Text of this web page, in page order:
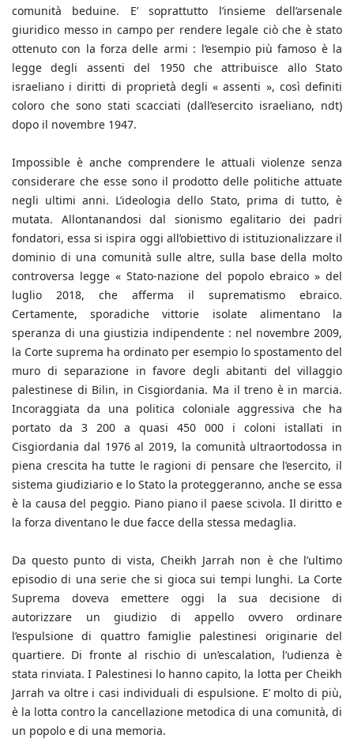
comunità beduine. E’ soprattutto l’insieme dell’arsenale
giuridico messo in campo per rendere legale ciò che è stato
ottenuto con la forza delle armi : l’esempio più famoso è la
legge degli assenti del 1950 che attribuisce allo Stato
israeliano i diritti di proprietà degli « assenti », così definiti
coloro che sono stati scacciati (dall’esercito israeliano, ndt)
dopo il novembre 1947.
Impossible è anche comprendere le attuali violenze senza
considerare che esse sono il prodotto delle politiche attuate
negli ultimi anni. L’ideologia dello Stato, prima di tutto, è
mutata. Allontanandosi dal sionismo egalitario dei padri
fondatori, essa si ispira oggi all’obiettivo di istituzionalizzare il
dominio di una comunità sulle altre, sulla base della molto
controversa legge « Stato-nazione del popolo ebraico » del
luglio 2018, che afferma il suprematismo ebraico.
Certamente, sporadiche vittorie isolate alimentano la
speranza di una giustizia indipendente : nel novembre 2009,
la Corte suprema ha ordinato per esempio lo spostamento del
muro di separazione in favore degli abitanti del villaggio
palestinese di Bilin, in Cisgiordania. Ma il treno è in marcia.
Incoraggiata da una politica coloniale aggressiva che ha
portato da 3 200 a quasi 450 000 i coloni istallati in
Cisgiordania dal 1976 al 2019, la comunità ultraortodossa in
piena crescita ha tutte le ragioni di pensare che l’esercito, il
sistema giudiziario e lo Stato la proteggeranno, anche se essa
è la causa del peggio. Piano piano il paese scivola. Il diritto e
la forza diventano le due facce della stessa medaglia.
Da questo punto di vista, Cheikh Jarrah non è che l’ultimo
episodio di una serie che si gioca sui tempi lunghi. La Corte
Suprema doveva emettere oggi la sua decisione di
autorizzare un giudizio di appello ovvero ordinare
l’espulsione di quattro famiglie palestinesi originarie del
quartiere. Di fronte al rischio di un’escalation, l’udienza è
stata rinviata. I Palestinesi lo hanno capito, la lotta per Cheikh
Jarrah va oltre i casi individuali di espulsione. E’ molto di più,
è la lotta contro la cancellazione metodica di una comunità, di
un popolo e di una memoria.